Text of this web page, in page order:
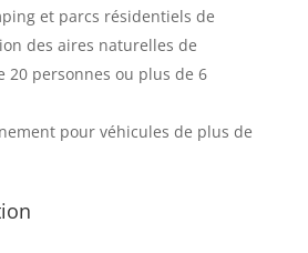
et parcs résidentiels de
des aires naturelles de
20 personnes ou plus de 6
pour véhicules de plus de